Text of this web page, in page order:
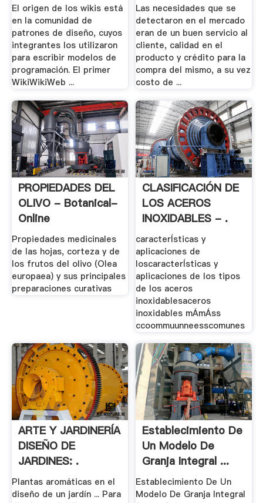
El origen de los wikis está
en la comunidad de
patrones de diseño, cuyos
integrantes los utilizaron
para escribir modelos de
programación. El primer
WikiWikiWeb ...
Las necesidades que se
detectaron en el mercado
eran de un buen servicio al
cliente, calidad en el
producto y crédito para la
compra del mismo, a su vez
costo de ...
PROPIEDADES DEL
OLIVO - Botanical-
Online
Propiedades medicinales
de las hojas, corteza y de
los frutos del olivo (Olea
europaea) y sus principales
preparaciones curativas
CLASIFICACIÓN DE
LOS ACEROS
INOXIDABLES - .
caracterÍsticas y
aplicaciones de
loscaracterÍsticas y
aplicaciones de los tipos
de los aceros
inoxidablesaceros
inoxidables mÁmÁss
ccoommuunneesscomunes
ARTE Y JARDINERÍA
DISEÑO DE
JARDINES: .
Plantas aromáticas en el
diseño de un jardín ... Para
Establecimiento De
Un Modelo De
Granja Integral ...
Establecimiento De Un
Modelo De Granja Integral